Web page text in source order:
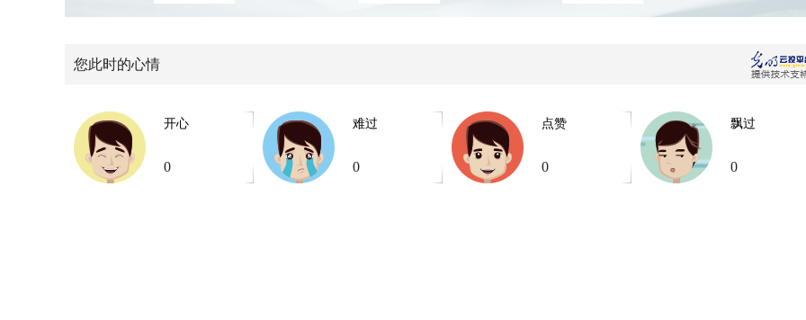
您此时的心情
开心
0
难过
0
点赞
0
飘过
0